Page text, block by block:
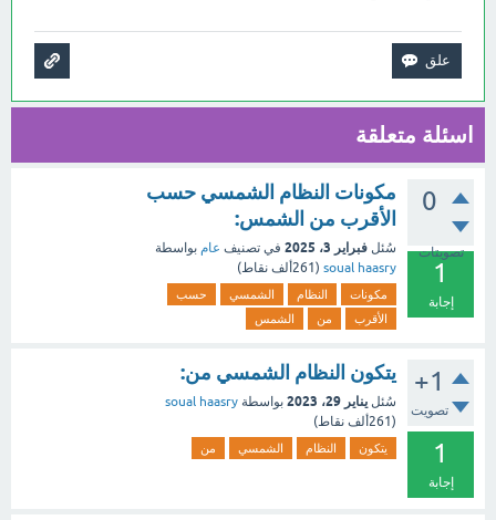
اسئلة متعلقة
0
تصويتات
1
إجابة
مكونات النظام الشمسي حسب
الأقرب من الشمس:
سُئل فبراير 3، 2025 في تصنيف عام بواسطة
soual haasry
( 261ألف نقاط)
مكونات النظام الشمسي
حسب
الأقرب
من الشمس
+1
تصويت
1
إجابة
يتكون النظام الشمسي من:
سُئل يناير 29، 2023 بواسطة soual haasry
( 261ألف نقاط)
يتكون النظام الشمسي من